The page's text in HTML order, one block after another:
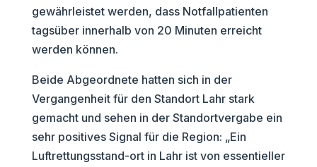
gewährleistet werden, dass Notfallpatienten
tagsüber innerhalb von 20 Minuten erreicht
werden können.
Beide Abgeordnete hatten sich in der
Vergangenheit für den Standort Lahr stark
gemacht und sehen in der Standortvergabe ein
sehr positives Signal für die Region: „Ein
Luftrettungsstand-ort in Lahr ist von essentieller